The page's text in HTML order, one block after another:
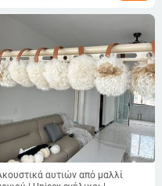
αυτιών από μαλλί